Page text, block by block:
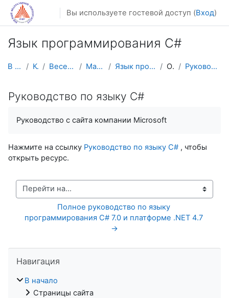
Перейти к основному содержанию
Вы используете гостевой доступ (Вход)
Язык программирования C#
В начало Курсы Весенний семестр Магистратура Язык программирования C# Общее Руководство по языку C#
Руководство по языку C#
Руководство с сайта компании Microsoft
Нажмите на ссылку Руководство по языку C# , чтобы
открыть ресурс.
Перейти на...
Полное руководство по языку
программирования С# 7.0 и платформе .NET 4.7
→
Навигация
В начало
Страницы сайта